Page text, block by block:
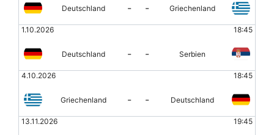
Deutschland - - Griechenland
1.10.2026 18:45
Deutschland - - Serbien
4.10.2026 18:45
Griechenland - - Deutschland
13.11.2026 19:45